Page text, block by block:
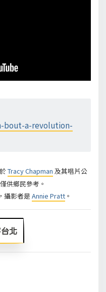
a-revolution-
Tracy Chapman 及其唱片公
供鄉民參考。
，攝影者是 Annie Pratt 。
北